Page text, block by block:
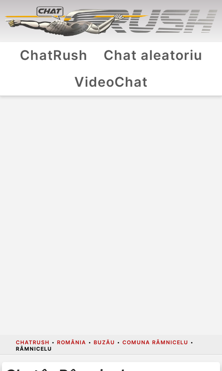
ChatRush
Chat aleatoriu
VideoChat
CHATRUSH • ROMÂNIA • BUZĂU • COMUNA RÂMNICELU •
RÂMNICELU